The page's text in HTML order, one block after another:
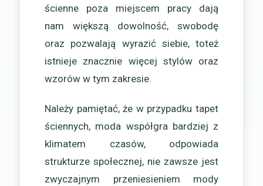
ścienne poza miejscem pracy dają
nam większą dowolność, swobodę
oraz pozwalają wyrazić siebie, toteż
istnieje znacznie więcej stylów oraz
wzorów w tym zakresie.
Należy pamiętać, że w przypadku tapet
ściennych, moda współgra bardziej z
klimatem czasów, odpowiada
strukturze społecznej, nie zawsze jest
zwyczajnym przeniesieniem mody